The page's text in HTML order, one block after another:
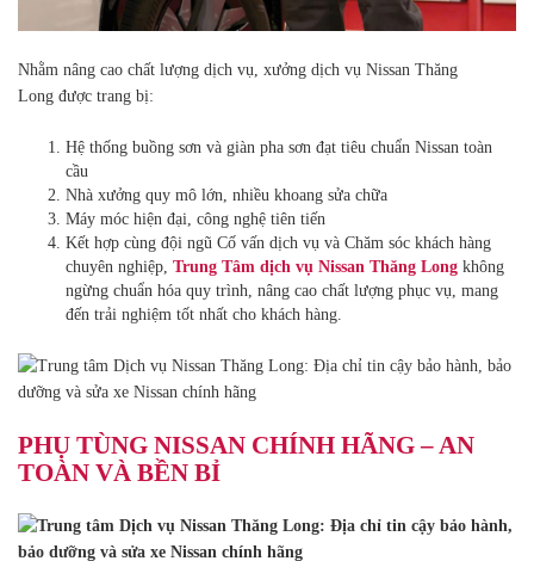
Nhằm nâng cao chất lượng dịch vụ, xưởng dịch vụ Nissan Thăng
Long được trang bị:
Hệ thống buồng sơn và giàn pha sơn đạt tiêu chuẩn Nissan toàn
cầu
Nhà xưởng quy mô lớn, nhiều khoang sửa chữa
Máy móc hiện đại, công nghệ tiên tiến
Kết hợp cùng đội ngũ Cố vấn dịch vụ và Chăm sóc khách hàng
chuyên nghiệp, Trung Tâm dịch vụ Nissan Thăng Long không
ngừng chuẩn hóa quy trình, nâng cao chất lượng phục vụ, mang
đến trải nghiệm tốt nhất cho khách hàng.
PHỤ TÙNG NISSAN CHÍNH HÃNG – AN
TOÀN VÀ BỀN BỈ